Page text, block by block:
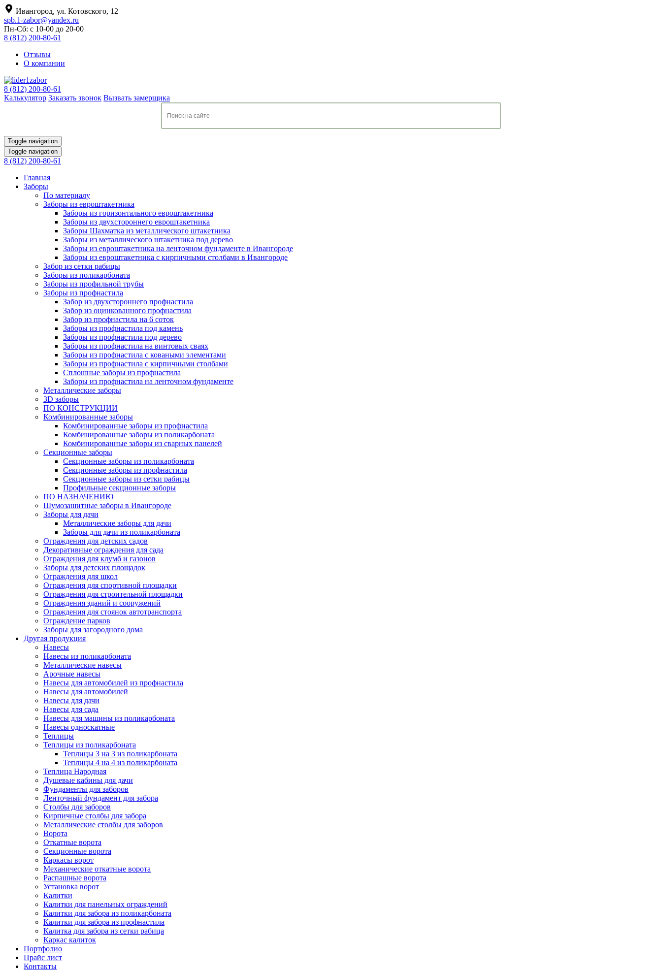
Ивангород, ул. Котовского, 12
spb.1-zabor@yandex.ru
Пн-Сб: с 10-00 до 20-00
8 (812) 200-80-61
Отзывы
О компании
8 (812) 200-80-61
Калькулятор Заказать звонок Вызвать замерщика
Toggle navigation
Toggle navigation
8 (812) 200-80-61
Главная
Заборы
По материалу
Заборы из евроштакетника
Заборы из горизонтального евроштакетника
Заборы из двухстороннего евроштакетника
Заборы Шахматка из металлического штакетника
Заборы из металлического штакетника под дерево
Заборы из евроштакетника на ленточном фундаменте в Ивангороде
Заборы из евроштакетника с кирпичными столбами в Ивангороде
Забор из сетки рабицы
Заборы из поликарбоната
Заборы из профильной трубы
Заборы из профнастила
Забор из двухстороннего профнастила
Забор из оцинкованного профнастила
Забор из профнастила на 6 соток
Заборы из профнастила под камень
Заборы из профнастила под дерево
Заборы из профнастила на винтовых сваях
Заборы из профнастила с коваными элементами
Заборы из профнастила с кирпичными столбами
Сплошные заборы из профнастила
Заборы из профнастила на ленточном фундаменте
Металлические заборы
3D заборы
ПО КОНСТРУКЦИИ
Комбинированные заборы
Комбинированные заборы из профнастила
Комбинированные заборы из поликарбоната
Комбинированные заборы из сварных панелей
Секционные заборы
Секционные заборы из поликарбоната
Секционные заборы из профнастила
Секционные заборы из сетки рабицы
Профильные секционные заборы
ПО НАЗНАЧЕНИЮ
Шумозащитные заборы в Ивангороде
Заборы для дачи
Металлические заборы для дачи
Заборы для дачи из поликарбоната
Ограждения для детских садов
Декоративные ограждения для сада
Ограждения для клумб и газонов
Заборы для детских площадок
Ограждения для школ
Ограждения для спортивной площадки
Ограждения для строительной площадки
Ограждения зданий и сооружений
Ограждения для стоянок автотранспорта
Ограждение парков
Заборы для загородного дома
Другая продукция
Навесы
Навесы из поликарбоната
Металлические навесы
Арочные навесы
Навесы для автомобилей из профнастила
Навесы для автомобилей
Навесы для дачи
Навесы для сада
Навесы для машины из поликарбоната
Навесы односкатные
Теплицы
Теплицы из поликарбоната
Теплицы 3 на 3 из поликарбоната
Теплицы 4 на 4 из поликарбоната
Теплица Народная
Душевые кабины для дачи
Фундаменты для заборов
Ленточный фундамент для забора
Столбы для заборов
Кирпичные столбы для забора
Металлические столбы для заборов
Ворота
Откатные ворота
Секционные ворота
Каркасы ворот
Механические откатные ворота
Распашные ворота
Установка ворот
Калитки
Калитки для панельных ограждений
Калитки для забора из поликарбоната
Калитки для забора из профнастила
Калитка для забора из сетки рабица
Каркас калиток
Портфолио
Прайс лист
Контакты